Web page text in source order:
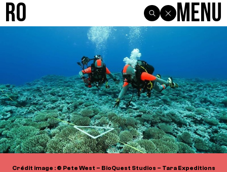
R0 Menu
Crédit image : © Pete West – BioQuest Studios – Tara Expeditions